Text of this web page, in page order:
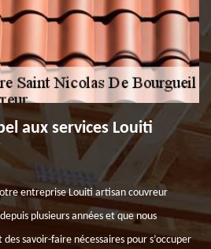
aux services Louiti
entreprise Louiti artisan couvreur
plusieurs années et que nous
savoir-faire nécessaires pour s’occuper